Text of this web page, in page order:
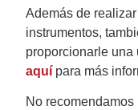
Además de
instrumentos,
proporcionarle una
aquí para más
No